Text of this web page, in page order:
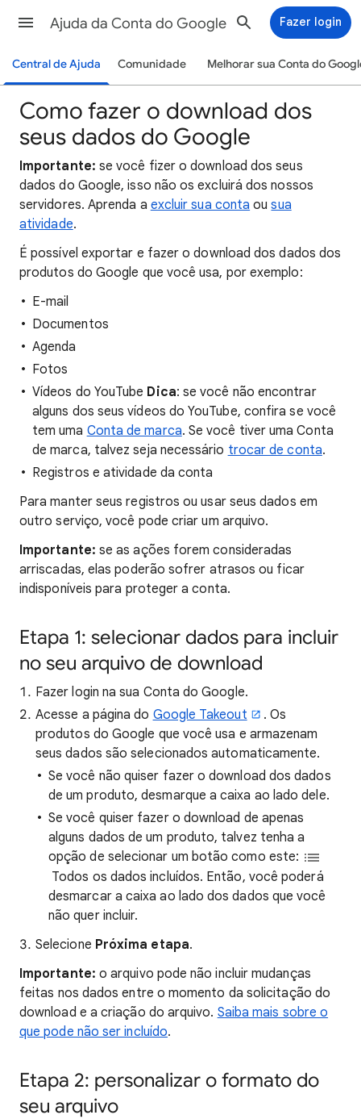
Ajuda da Conta do Google Fazer login
Central de Ajuda Comunidade Melhorar sua Conta do
Como fazer o download dos
seus dados do Google
Importante: se você fizer o download dos seus
dados do Google, isso não os excluirá dos nossos
servidores. Aprenda a excluir sua conta ousua
atividade.
É possível exportar e fazer o download dos dados dos
produtos do Google que você usa, por exemplo:
E-mail
Documentos
Agenda
Fotos
Vídeos do YouTube Dica: se você não encontrar
alguns dos seus vídeos do YouTube, confira se você
tem uma Conta de marca. Se você tiver uma Conta
de marca, talvez seja necessário trocar de conta.
Registros e atividade da conta
Para manter seus registros ou usar seus dados em
outro serviço, você pode criar um arquivo.
Importante: se as ações forem consideradas
arriscadas, elas poderão sofrer atrasos ou ficar
indisponíveis para proteger a conta.
Etapa 1: selecionar dados para incluir
no seu arquivo de download
Fazer login na sua Conta do Google.
Acesse a página do Google Takeout
. Os
produtos do Google que você usa e armazenam
seus dados são selecionados automaticamente.
Se você não quiser fazer o download dos dados
de um produto, desmarque a caixa ao lado dele.
Se você quiser fazer o download de apenas
alguns dados de um produto, talvez tenha a
opção de selecionar um botão como este:
Todos os dados incluídos. Então, você poderá
desmarcar a caixa ao lado dos dados que você
não quer incluir.
Selecione Próxima etapa.
Importante: o arquivo pode não incluir mudanças
feitas nos dados entre o momento da solicitação do
download e a criação do arquivo. Saiba mais sobre o
que pode não ser incluído.
Etapa 2: personalizar o formato do
seu arquivo